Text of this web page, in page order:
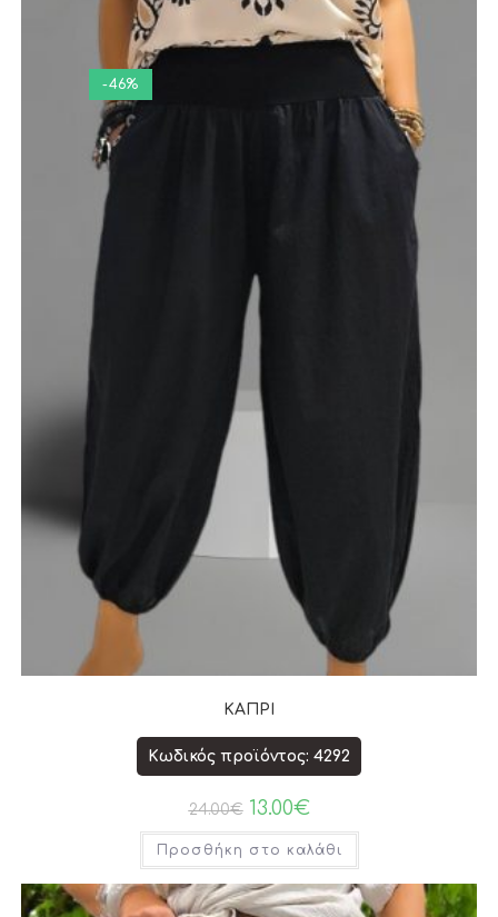
-46%
ΚΑΠΡΙ
Κωδικός προϊόντος: 4292
24.00€ 13.00€
Προσθήκη στο καλάθι